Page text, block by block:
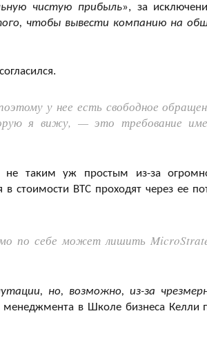
чистую прибыль», за
чтобы вывести компанию на
у нее есть свободное
я вижу, — это требование
не таким уж простым из-за
стоимости BTC проходят через ее
по себе может лишить
но, возможно, из-за
менеджмента в Школе бизнеса Келли